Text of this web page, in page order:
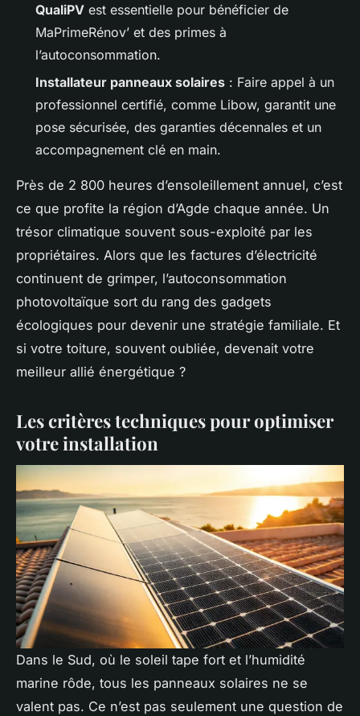
QualiPV est essentielle pour bénéficier de
MaPrimeRénov’ et des primes à
l’autoconsommation.
Installateur panneaux solaires : Faire appel à un
professionnel certifié, comme Libow, garantit une
pose sécurisée, des garanties décennales et un
accompagnement clé en main.
Près de 2 800 heures d’ensoleillement annuel, c’est
ce que profite la région d’Agde chaque année. Un
trésor climatique souvent sous-exploité par les
propriétaires. Alors que les factures d’électricité
continuent de grimper, l’autoconsommation
photovoltaïque sort du rang des gadgets
écologiques pour devenir une stratégie familiale. Et
si votre toiture, souvent oubliée, devenait votre
meilleur allié énergétique ?
Les critères techniques pour optimiser
votre installation
Dans le Sud, où le soleil tape fort et l’humidité
marine rôde, tous les panneaux solaires ne se
valent pas. Ce n’est pas seulement une question de